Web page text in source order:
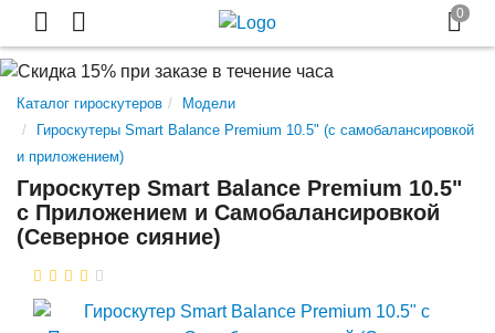
Каталог гироскутеров
Модели
Гироскутеры Smart Balance Premium 10.5" (с самобалансировкой
и приложением)
Гироскутер Smart Balance Premium 10.5"
с Приложением и Самобалансировкой
(Северное сияние)